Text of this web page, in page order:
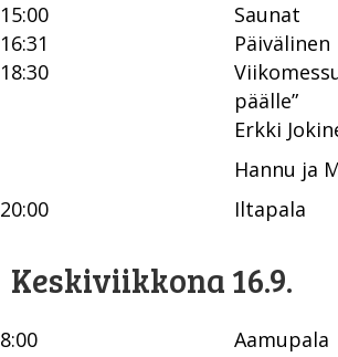
15:00
Saunat
16:31
Päivälinen
18:30
päälle”
Erkki
Hannu ja
20:00
Iltapala
Keskiviikkona 16.9.
8:00
Aamupala